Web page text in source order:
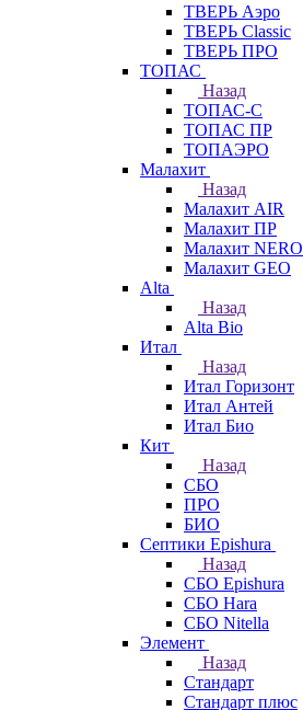
ТВЕРЬ Аэро
ТВЕРЬ Classic
ТВЕРЬ ПРО
ТОПАС
Назад
ТОПАС-С
ТОПАС ПР
ТОПАЭРО
Малахит
Назад
Малахит AIR
Малахит ПР
Малахит NERO
Малахит GEO
Alta
Назад
Alta Bio
Итал
Назад
Итал Горизонт
Итал Антей
Итал Био
Кит
Назад
СБО
ПРО
БИО
Септики Epishura
Назад
СБО Epishura
СБО Hara
СБО Nitella
Элемент
Назад
Стандарт
Стандарт плюс